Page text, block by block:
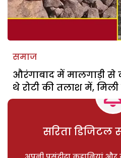
समाज
औरंगाबाद में मालगाड़ी
थे रोटी की तलाश में, मिली
सरिता डिजिटल